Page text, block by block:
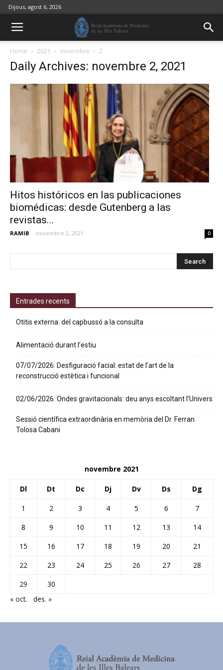
Dijous, agost 6, 2026
Home 2021 novembre 2
Daily Archives: novembre 2, 2021
Hitos históricos en las publicaciones
biomédicas: desde Gutenberg a las
revistas...
RAMIB - novembre 2, 2021 0
Entrades recents
Otitis externa: del capbussó a la consulta
Alimentació durant l’estiu
07/07/2026: Desfiguració facial: estat de l’art de la
reconstrucció estètica i funcional
02/06/2026: Ondes gravitacionals: deu anys escoltant l’Univers
Sessió científica extraordinària en memòria del Dr. Ferran
Tolosa Cabani
novembre 2021
Dl Dt Dc Dj Dv Ds Dg
1 2 3 4 5 6
7
8
9 10 11 12 13
14
15
16 17 18 19 20
21
22
23 24 25 26 27
28
29
30
« oct.
des. »